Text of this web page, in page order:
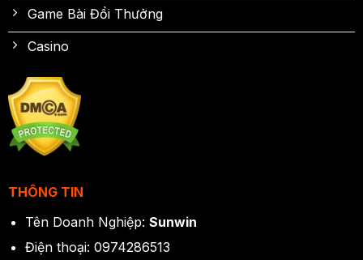
Game Bài Đổi Thưởng
Casino
THÔNG TIN
Tên Doanh Nghiệp: Sunwin
Điện thoại: 0974286513